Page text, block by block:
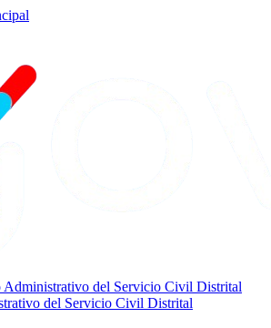
del Servicio Civil Distrital